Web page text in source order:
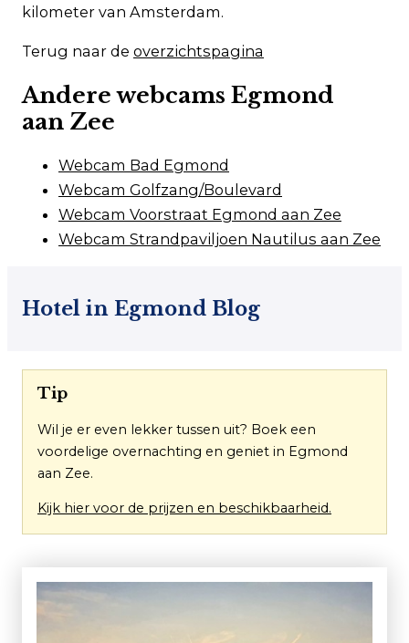
kilometer van Amsterdam.
Terug naar de overzichtspagina
Andere webcams Egmond
aan Zee
Webcam Bad Egmond
Webcam Golfzang/Boulevard
Webcam Voorstraat Egmond aan Zee
Webcam Strandpaviljoen Nautilus aan Zee
Hotel in Egmond Blog
Tip
Wil je er even lekker tussen uit? Boek een
voordelige overnachting en geniet in Egmond
aan Zee.
Kijk hier voor de prijzen en beschikbaarheid.